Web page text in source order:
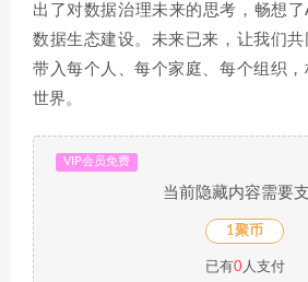
出了对数据治理未来的思考，畅想
数据生态建设。未来已来，让我们
带入每个人、每个家庭、每个组织
世界。
VIP会员免费
当前隐藏内容需要
1聚币
已有0人支付